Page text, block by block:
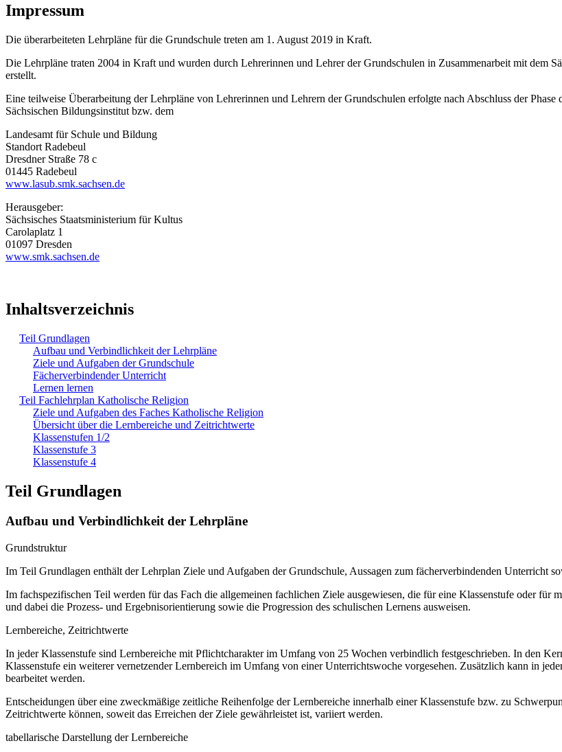
Impressum
Die überarbeiteten Lehrpläne für die Grundschule treten am 1. August 2019 in Kraft.
Die Lehrpläne traten 2004 in Kraft und wurden durch Lehrerinnen und Lehrer der Grundschulen in Zusammenarbeit mit dem
erstellt.
Eine teilweise Überarbeitung der Lehrpläne von Lehrerinnen und Lehrern der Grundschulen erfolgte nach Abschluss der
Sächsischen Bildungsinstitut bzw. dem
Landesamt für Schule und Bildung
Standort Radebeul
Dresdner Straße 78 c
01445 Radebeul
www.lasub.smk.sachsen.de
Herausgeber:
Sächsisches Staatsministerium für Kultus
Carolaplatz 1
01097 Dresden
www.smk.sachsen.de
Inhaltsverzeichnis
Teil Grundlagen
Aufbau und Verbindlichkeit der Lehrpläne
Ziele und Aufgaben der Grundschule
Fächerverbindender Unterricht
Lernen lernen
Teil Fachlehrplan Katholische Religion
Ziele und Aufgaben des Faches Katholische Religion
Übersicht über die Lernbereiche und Zeitrichtwerte
Klassenstufen 1/2
Klassenstufe 3
Klassenstufe 4
Teil Grundlagen
Aufbau und Verbindlichkeit der Lehrpläne
Grundstruktur
Im Teil Grundlagen enthält der Lehrplan Ziele und Aufgaben der Grundschule, Aussagen zum fächerverbindenden Unterricht
Im fachspezifischen Teil werden für das Fach die allgemeinen fachlichen Ziele ausgewiesen, die für eine Klassenstufe oder für
und dabei die Prozess- und Ergebnisorientierung sowie die Progression des schulischen Lernens ausweisen.
Lernbereiche, Zeitrichtwerte
In jeder Klassenstufe sind Lernbereiche mit Pflichtcharakter im Umfang von 25 Wochen verbindlich festgeschrieben. In den
Klassenstufe ein weiterer vernetzender Lernbereich im Umfang von einer Unterrichtswoche vorgesehen. Zusätzlich kann in
bearbeitet werden.
Entscheidungen über eine zweckmäßige zeitliche Reihenfolge der Lernbereiche innerhalb einer Klassenstufe bzw. zu
Zeitrichtwerte können, soweit das Erreichen der Ziele gewährleistet ist, variiert werden.
tabellarische Darstellung der Lernbereiche